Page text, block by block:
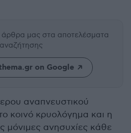
άρθρα μας στα αποτελέσματα
αναζήτησης
on Google
αναπνευστικού
κοινό κρυολόγημα και η
μόνιμες ανησυχίες κάθε